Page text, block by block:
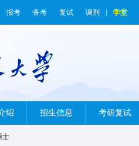
报考 备考 复试 调剂 学堂
绍 招生信息 考研复试
士